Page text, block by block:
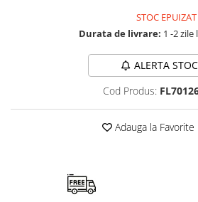
STOC EPUIZAT
Durata de livrare: 1 -2
ALERTA STOC
Cod Produs:
Adauga la Favorite